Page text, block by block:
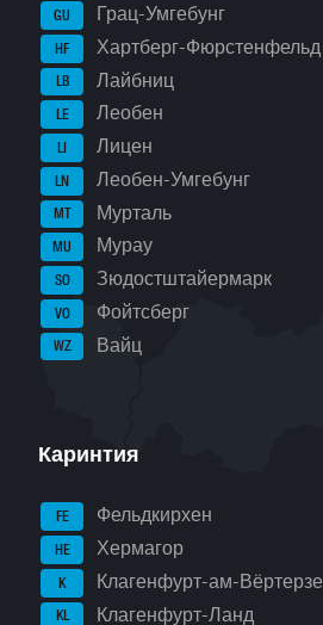
GU Грац-Умгебунг
HF Хартберг-Фюрстенфельд
LB Лайбниц
LE Леобен
LI Лицен
LN Леобен-Умгебунг
MT Мурталь
MU Мурау
SO Зюдостштайермарк
VO Фойтсберг
WZ Вайц
Каринтия
FE Фельдкирхен
HE Хермагор
K Клагенфурт-ам-Вёртерзе
KL Клагенфурт-Ланд